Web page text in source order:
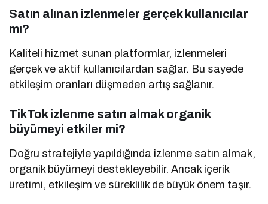
Satın alınan izlenmeler gerçek kullanıcılar
mı?
Kaliteli hizmet sunan platformlar, izlenmeleri
gerçek ve aktif kullanıcılardan sağlar. Bu sayede
etkileşim oranları düşmeden artış sağlanır.
TikTok izlenme satın almak organik
büyümeyi etkiler mi?
Doğru stratejiyle yapıldığında izlenme satın almak,
organik büyümeyi destekleyebilir. Ancak içerik
üretimi, etkileşim ve süreklilik de büyük önem taşır.